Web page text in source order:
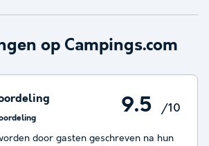
op Campings.com
9.5 /10
door gasten geschreven na hun